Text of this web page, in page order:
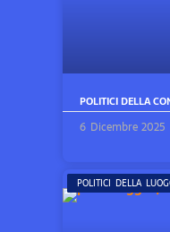
POLITICI DELLA
6 Dicembre 2025
POLITICI DELLA